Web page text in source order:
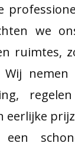
we
ruimtes,
Wij
eerlijke
een